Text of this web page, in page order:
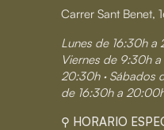
Carrer Sant Benet,
Lunes de 16:30h a
Viernes de 9:30h
20:30h · Sábados
de 16:30h a
⚲ HORARIO